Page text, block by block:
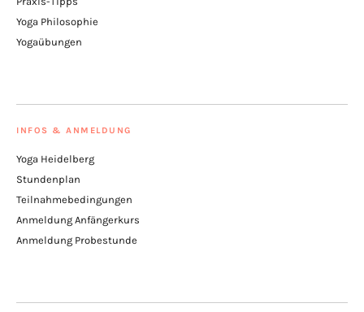
Yoga Philosophie
Yogaübungen
INFOS & ANMELDUNG
Yoga Heidelberg
Stundenplan
Teilnahmebedingungen
Anmeldung Anfängerkurs
Anmeldung Probestunde